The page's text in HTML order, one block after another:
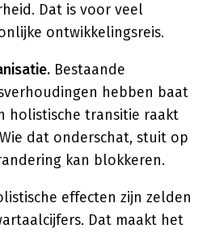
Dat is voor veel
ontwikkelingsreis.
Bestaande
hebben baat
holistische transitie raakt
dat onderschat, stuit op
kan blokkeren.
effecten zijn zelden
Dat maakt het